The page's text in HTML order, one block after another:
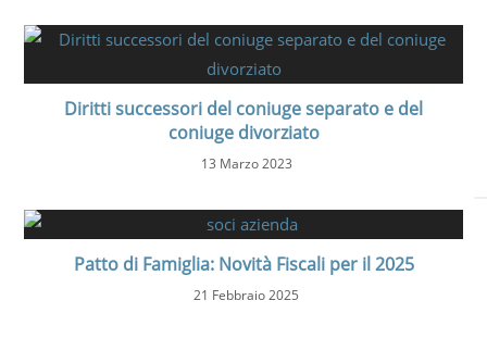
Diritti successori del coniuge separato e del
coniuge divorziato
13 Marzo 2023
Patto di Famiglia: Novità Fiscali per il 2025
21 Febbraio 2025